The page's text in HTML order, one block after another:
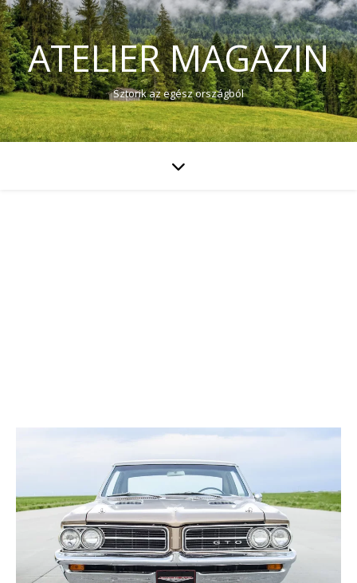
ATELIER MAGAZIN
Sztorik az egész országból